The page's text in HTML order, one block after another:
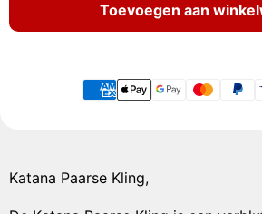
Toevoegen aan
Katana Paarse Kling,